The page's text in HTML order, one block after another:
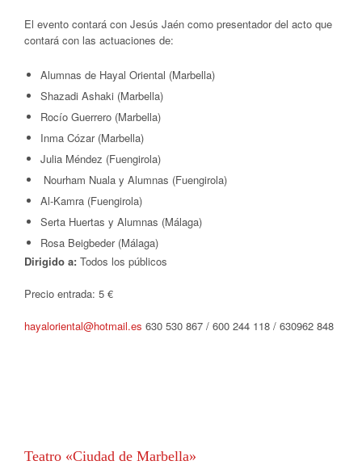
El evento contará con Jesús Jaén como presentador del acto que
contará con las actuaciones de:
Alumnas de Hayal Oriental (Marbella)
Shazadi Ashaki (Marbella)
Rocío Guerrero (Marbella)
Inma Cózar (Marbella)
Julia Méndez (Fuengirola)
Nourham Nuala y Alumnas (Fuengirola)
Al-Kamra (Fuengirola)
Serta Huertas y Alumnas (Málaga)
Rosa Beigbeder (Málaga)
Dirigido a: Todos los públicos
Precio entrada: 5 €
hayaloriental@hotmail.es 630 530 867 / 600 244 118 / 630962 848
Teatro «Ciudad de Marbella»